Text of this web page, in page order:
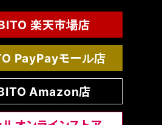
楽天市場店
PayPayモール店
Amazon店